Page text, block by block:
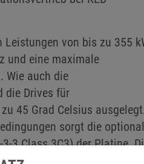
von bis zu 355
und eine maximale
Wie auch die
die Drives für
45 Grad Celsius
sorgt die
3 Class 3C3) der Platine.
und ungewollten